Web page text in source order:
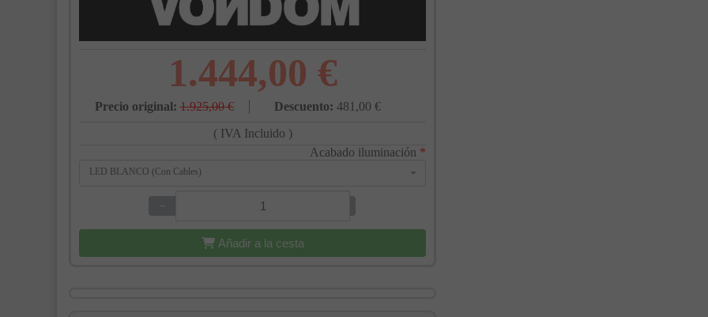
1.444,00 €
Precio original: 1.925,00 € Descuento: 481,00 €
( IVA Incluido )
Acabado iluminación *
LED BLANCO (Con Cables)
−
Añadir a la cesta